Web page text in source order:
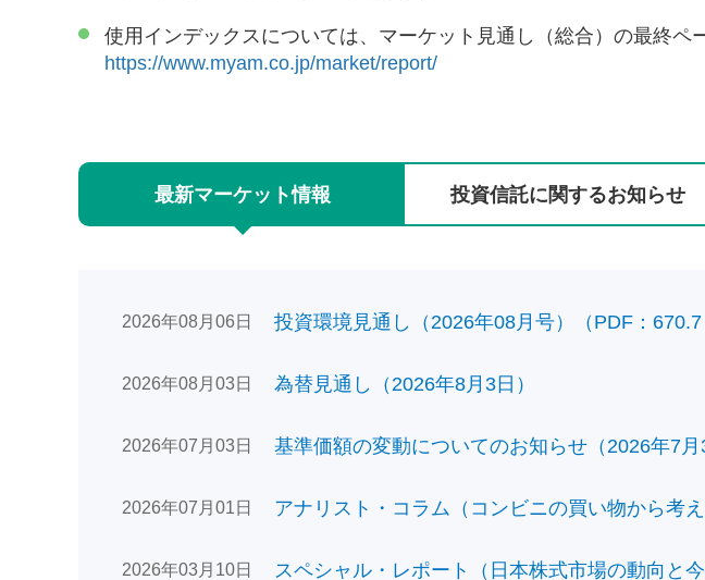
使用インデックスについては、マーケット見通し（総合）の最終ペ
https://www.myam.co.jp/market/report/
最新マーケット情報 投資信託に関するお知らせ
2026年08月06日 投資環境見通し（2026年08月号）（PDF：670.7
2026年08月03日 為替見通し（2026年8月3日）
2026年07月03日 基準価額の変動についてのお知らせ（2026年7月
2026年07月01日 アナリスト・コラム（コンビニの買い物から考
2026年03月10日 スペシャル・レポート（日本株式市場の動向と